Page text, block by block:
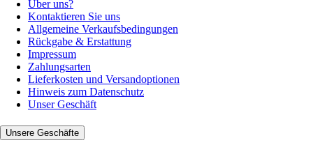
Über uns?
Kontaktieren Sie uns
Allgemeine Verkaufsbedingungen
Rückgabe & Erstattung
Impressum
Zahlungsarten
Lieferkosten und Versandoptionen
Hinweis zum Datenschutz
Unser Geschäft
Unsere Geschäfte